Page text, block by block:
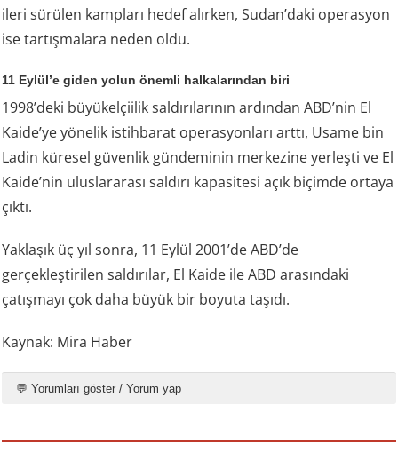
ileri sürülen kampları hedef alırken, Sudan’daki operasyon
ise tartışmalara neden oldu.
11 Eylül’e giden yolun önemli halkalarından biri
1998’deki büyükelçiilik saldırılarının ardından ABD’nin El
Kaide’ye yönelik istihbarat operasyonları arttı, Usame bin
Ladin küresel güvenlik gündeminin merkezine yerleşti ve El
Kaide’nin uluslararası saldırı kapasitesi açık biçimde ortaya
çıktı.
Yaklaşık üç yıl sonra, 11 Eylül 2001’de ABD’de
gerçekleştirilen saldırılar, El Kaide ile ABD arasındaki
çatışmayı çok daha büyük bir boyuta taşıdı.
Kaynak: Mira Haber
💬 Yorumları göster / Yorum yap